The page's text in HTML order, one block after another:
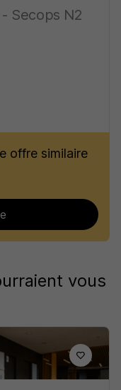
Secops N2
offre similaire
vous